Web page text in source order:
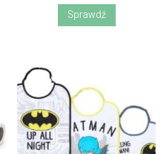
Sprawdź